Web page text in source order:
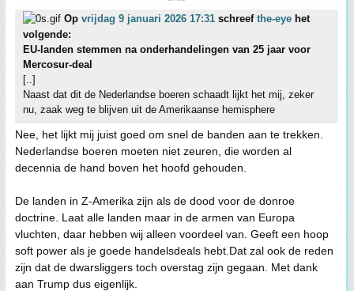
Op vrijdag 9 januari 2026 17:31 schreef the-eye het
volgende:
EU-landen stemmen na onderhandelingen van 25 jaar voor
Mercosur-deal
[..]
Naast dat dit de Nederlandse boeren schaadt lijkt het mij, zeker
nu, zaak weg te blijven uit de Amerikaanse hemisphere
Nee, het lijkt mij juist goed om snel de banden aan te trekken.
Nederlandse boeren moeten niet zeuren, die worden al
decennia de hand boven het hoofd gehouden.
De landen in Z-Amerika zijn als de dood voor de donroe
doctrine. Laat alle landen maar in de armen van Europa
vluchten, daar hebben wij alleen voordeel van. Geeft een hoop
soft power als je goede handelsdeals hebt.Dat zal ook de reden
zijn dat de dwarsliggers toch overstag zijn gegaan. Met dank
aan Trump dus eigenlijk.